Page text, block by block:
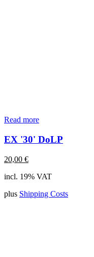
Read more
EX '30' DoLP
20,00 €
incl. 19% VAT
plus Shipping Costs